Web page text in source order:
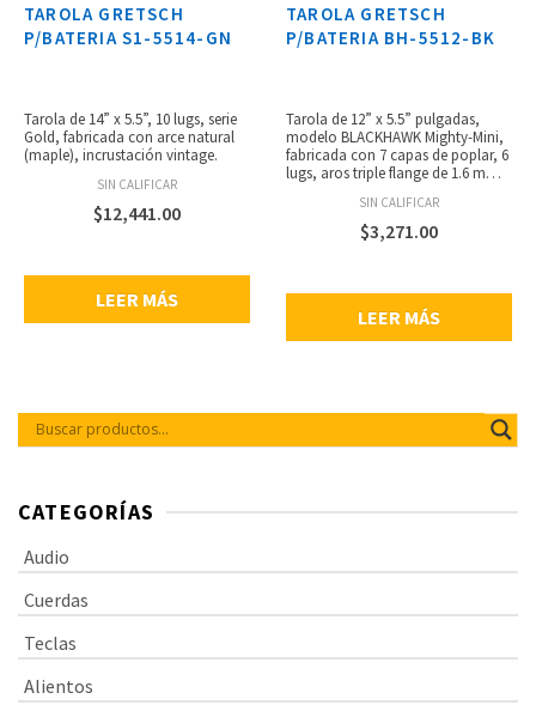
TAROLA GRETSCH
P/BATERIA S1-5514-GN
Tarola de 14” x 5.5”, 10 lugs, serie
Gold, fabricada con arce natural
(maple), incrustación vintage.
SIN CALIFICAR
$12,441.00
LEER MÁS
TAROLA GRETSCH
P/BATERIA BH-5512-BK
Tarola de 12” x 5.5” pulgadas,
modelo BLACKHAWK Mighty-Mini,
fabricada con 7 capas de poplar, 6
lugs, aros triple flange de 1.6 mm,
grados, sonido brillante, sistema
de montaje GTS.
SIN CALIFICAR
$3,271.00
LEER MÁS
CATEGORÍAS
Audio
Cuerdas
Teclas
Alientos